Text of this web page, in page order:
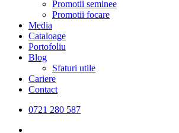
Promotii seminee
Promotii focare
Media
Cataloage
Portofoliu
Blog
Sfaturi utile
Cariere
Contact
0721 280 587